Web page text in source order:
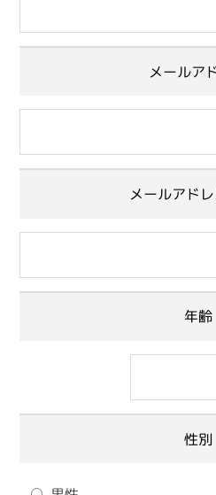
メールア
メールアド
年齢
性別